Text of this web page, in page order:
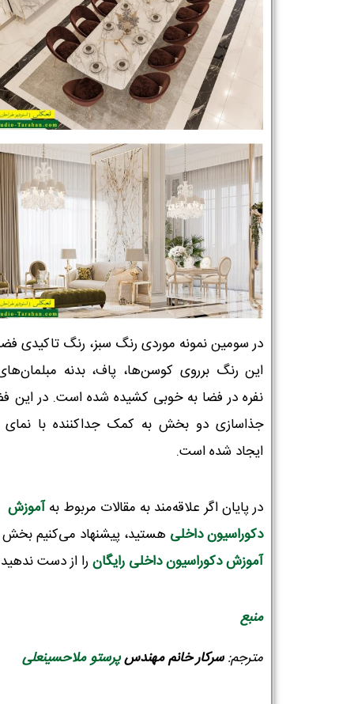
در سومین نمونه موردی رنگ سبز، رنگ تاکیدی
این رنگ برروی کوسن‌ها، پاف، بدنه
نفره در فضا به خوبی کشیده شده است. در این
جذاسازی دو بخش به کمک جداکننده با
ایجاد شده است.
در پایان اگر علاقه‌مند به مقالات مربوط بهآموزش
دکوراسیون‌ داخلی هستید، پیشنهاد می‌کنیم بخش
آموزش دکوراسیون داخلی رایگانرا از دست
منبع
مترجم:سرکار خانم مهندسپرستو ملاحسینعلی